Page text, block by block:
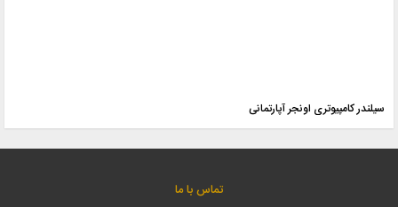
سیلندر کامپیوتری اونجر آپارتمانی
تماس با ما